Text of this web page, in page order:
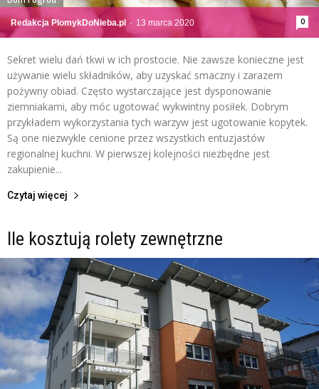
Redakcja PlomykDoNieba.pl - 13 marca 2020 0
Sekret wielu dań tkwi w ich prostocie. Nie zawsze konieczne jest
używanie wielu składników, aby uzyskać smaczny i zarazem
pożywny obiad. Często wystarczające jest dysponowanie
ziemniakami, aby móc ugotować wykwintny posiłek. Dobrym
przykładem wykorzystania tych warzyw jest ugotowanie kopytek.
Są one niezwykle cenione przez wszystkich entuzjastów
regionalnej kuchni. W pierwszej kolejności niezbędne jest
zakupienie...
Czytaj więcej
Ile kosztują rolety zewnętrzne